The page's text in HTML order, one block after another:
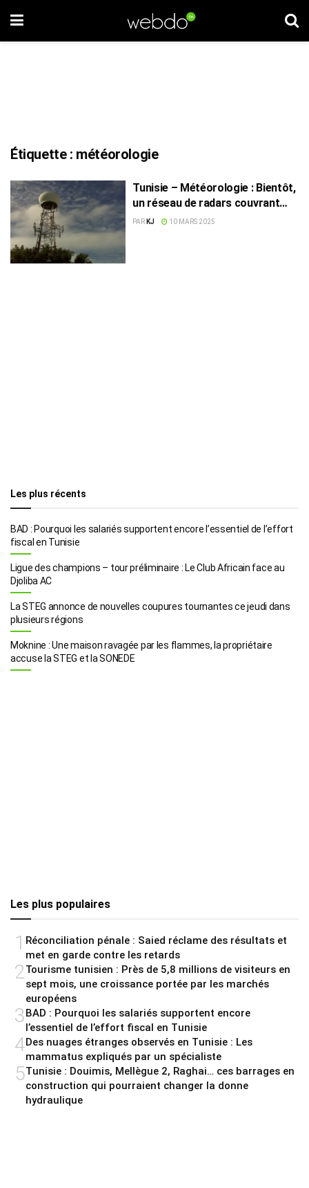
Étiquette : météorologie
Tunisie – Météorologie : Bientôt,
un réseau de radars couvrant
tout le pays
PAR KJ 10 MARS 2025
Les plus récents
BAD : Pourquoi les salariés supportent encore l’essentiel de l’effort
fiscal en Tunisie
Ligue des champions – tour préliminaire : Le Club Africain face au
Djoliba AC
La STEG annonce de nouvelles coupures tournantes ce jeudi dans
plusieurs régions
Moknine : Une maison ravagée par les flammes, la propriétaire
accuse la STEG et la SONEDE
Les plus populaires
1 Réconciliation pénale : Saied réclame des résultats et
met en garde contre les retards
2 Tourisme tunisien : Près de 5,8 millions de visiteurs en
sept mois, une croissance portée par les marchés
européens
3BAD : Pourquoi les salariés supportent encore
l’essentiel de l’effort fiscal en Tunisie
4Des nuages étranges observés en Tunisie : Les
mammatus expliqués par un spécialiste
5Tunisie : Douimis, Mellègue 2, Raghai… ces barrages en
construction qui pourraient changer la donne
hydraulique